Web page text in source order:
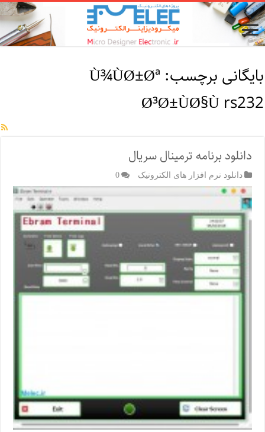
بایگانی برچسب: Ù¾ÙØ±Øª
Ø³Ø±ÙØ§Ù rs232
دانلود برنامه ترمینال سریال
دانلود نرم افزار های الکترونیک 0